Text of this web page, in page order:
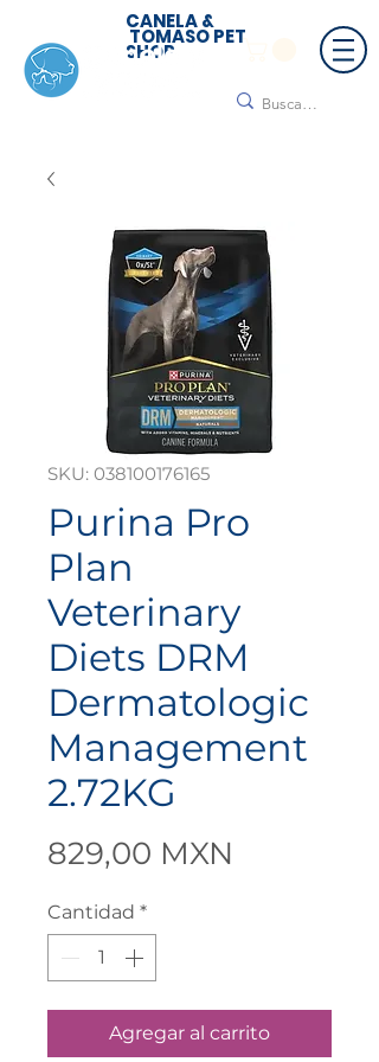
CANELA &
TOMASO PET
SHOP
SKU: 038100176165
Purina Pro
Plan
Veterinary
Diets DRM
Dermatologic
Management
2.72KG
829,00 MXN
Cantidad *
Agregar al carrito